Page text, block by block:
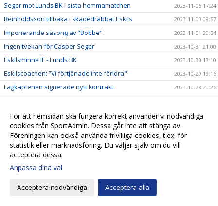
Seger mot Lunds BK i sista hemmamatchen 2023-11-05 17:24
Reinholdsson tillbaka i skadedrabbat Eskils 2023-11-03 09:57
Imponerande säsong av ”Bobbe" 2023-11-01 20:54
Ingen tvekan för Casper Seger 2023-10-31 21:00
Eskilsminne IF - Lunds BK 2023-10-30 13:10
Eskilscoachen: ”Vi förtjänade inte förlora" 2023-10-29 19:16
Lagkaptenen signerade nytt kontrakt 2023-10-28 20:26
Eskilscoachen: ”Hoppas räta ut frågetecken" 2023-10-26 22:58
Josef Getachew fortsätter i Eskils 2023-10-25 09:50
Falkenbergs FF - Eskilsminne IF 2023-10-23 12:30
Ineffektivt Eskils föll igen
Eskilscoachen varnar för Ahlafors motivation
Lamin Sarr: ”Nyttigt för mig att spela i Eskils"
För att hemsidan ska fungera korrekt använder vi nödvändiga
cookies från SportAdmin. Dessa går inte att stänga av.
Föreningen kan också använda frivilliga cookies, t.ex. för
statistik eller marknadsföring. Du väljer själv om du vill
acceptera dessa.
Anpassa dina val
Acceptera nödvändiga Acceptera alla